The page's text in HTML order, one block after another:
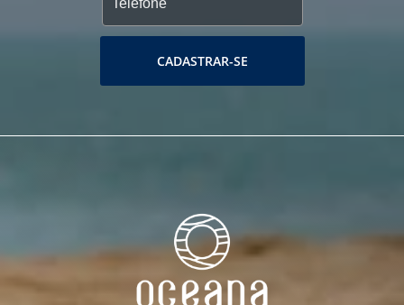
CADASTRAR-SE